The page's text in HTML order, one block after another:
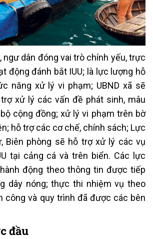
ngư dân đóng vai trò chính yếu, trực
động đánh bắt IUU; là lực lượng hỗ
năng xử lý vi phạm; UBND xã sẽ
xử lý các vấn đề phát sinh, mâu
cộng đồng; xử lý vi phạm trên bờ
hỗ trợ các cơ chế, chính sách; Lực
Biên phòng sẽ hỗ trợ xử lý các vụ
tại cảng cá và trên biển. Các lực
động theo thông tin được tiếp
dây nóng; thực thi nhiệm vụ theo
công và quy trình đã được các bên
đầu